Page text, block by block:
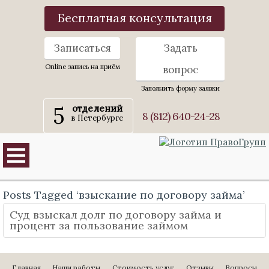
Бесплатная консультация
Записаться
Online запись на приём
Задать
вопрос
Заполнить форму заявки
5 отделений
в Петербурге 8 (812) 640-24-28
Posts Tagged ‘взыскание по договору займа’
Суд взыскал долг по договору займа и
процент за пользование займом